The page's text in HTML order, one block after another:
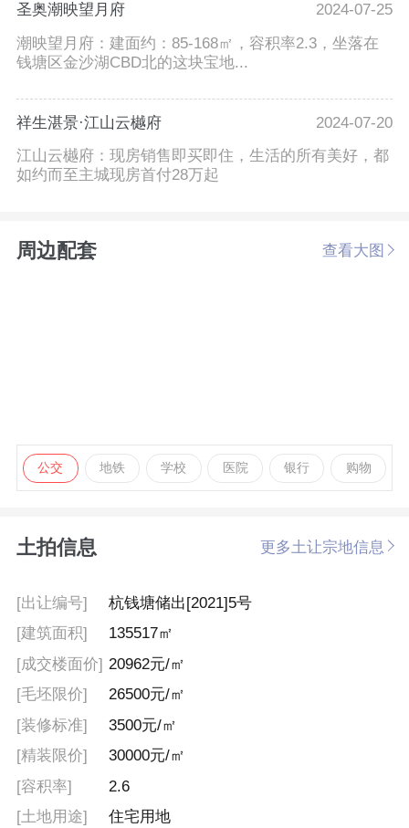
圣奥潮映望月府
2024-07-25
潮映望月府：建面约：85-168㎡，容积率2.3，坐落在
钱塘区金沙湖CBD北的这块宝地...
祥生湛景·江山云樾府
2024-07-20
江山云樾府：现房销售即买即住，生活的所有美好，都
如约而至主城现房首付28万起
周边配套 查看大图
公交 地铁 学校 医院 银行 购物
土拍信息 更多土让宗地信息
[出让编号]
杭钱塘储出[2021]5号
[建筑面积]
135517㎡
[成交楼面价] 20962元/㎡
[毛坯限价]
26500元/㎡
[装修标准]
3500元/㎡
[精装限价]
30000元/㎡
[容积率]
2.6
[土地用途]
住宅用地